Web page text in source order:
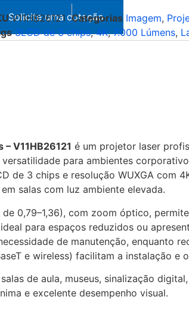
V11HB26121 Categorias Imagem,
3LCD de 3 chips,4K,7.000 Lúmens,
V11HB26121 é um projetor laser
para ambientes
de 3 chips e resolução WUXGA com
salas com luz ambiente elevada.
0,79–1,36), com zoom óptico,
para espaços reduzidos ou
de manutenção, enquanto
e wireless) facilitam a instalação e
de aula, museus, sinalização
e excelente desempenho visual.